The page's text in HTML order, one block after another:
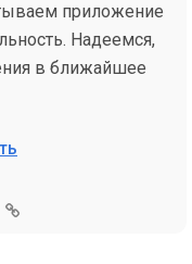
приложение
Надеемся,
в ближайшее